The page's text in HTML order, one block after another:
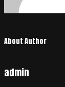
About Author
admin